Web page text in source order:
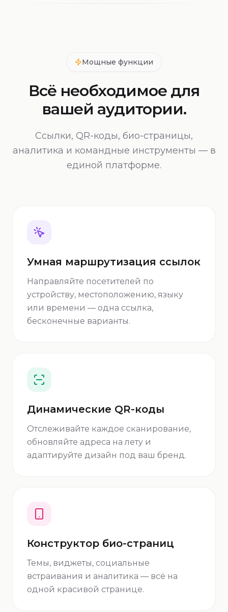
Мощные функции
Всё необходимое для
вашей аудитории.
Ссылки, QR-коды, био-страницы,
аналитика и командные инструменты — в
единой платформе.
Умная маршрутизация ссылок
Направляйте посетителей по
устройству, местоположению, языку
или времени — одна ссылка,
бесконечные варианты.
Динамические QR-коды
Отслеживайте каждое сканирование,
обновляйте адреса на лету и
адаптируйте дизайн под ваш бренд.
Конструктор био-страниц
Темы, виджеты, социальные
встраивания и аналитика — всё на
одной красивой странице.